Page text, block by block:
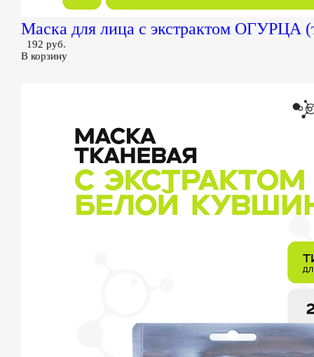
Маска для лица с экстрактом ОГУРЦА
192 руб.
В корзину